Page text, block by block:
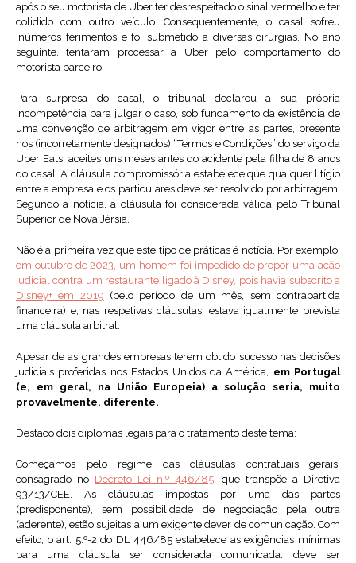
após o seu motorista de Uber ter desrespeitado o sinal vermelho e ter
colidido com outro veículo. Consequentemente, o casal sofreu
inúmeros ferimentos e foi submetido a diversas cirurgias. No ano
seguinte, tentaram processar a Uber pelo comportamento do
motorista parceiro.
Para surpresa do casal, o tribunal declarou a sua própria
incompetência para julgar o caso, sob fundamento da existência de
uma convenção de arbitragem em vigor entre as partes, presente
nos (incorretamente designados) “Termos e Condições” do serviço da
Uber Eats, aceites uns meses antes do acidente pela filha de 8 anos
do casal. A cláusula compromissória estabelece que qualquer litígio
entre a empresa e os particulares deve ser resolvido por arbitragem.
Segundo a notícia, a cláusula foi considerada válida pelo Tribunal
Superior de Nova Jérsia.
Não é a primeira vez que este tipo de práticas é notícia. Por exemplo,
em outubro de 2023, um homem foi impedido de propor uma ação
judicial contra um restaurante ligado à Disney, pois havia subscrito a
Disney+ em 2019 (pelo período de um mês, sem contrapartida
financeira) e, nas respetivas cláusulas, estava igualmente prevista
uma cláusula arbitral.
Apesar de as grandes empresas terem obtido sucesso nas decisões
judiciais proferidas nos Estados Unidos da América, em Portugal
(e, em geral, na União Europeia) a solução seria, muito
provavelmente, diferente.
Destaco dois diplomas legais para o tratamento deste tema:
Começamos pelo regime das cláusulas contratuais gerais,
consagrado no Decreto Lei n.º 446/85, que transpõe a Diretiva
93/13/CEE. As cláusulas impostas por uma das partes
(predisponente), sem possibilidade de negociação pela outra
(aderente), estão sujeitas a um exigente dever de comunicação. Com
efeito, o art. 5.º-2 do DL 446/85 estabelece as exigências mínimas
para uma cláusula ser considerada comunicada: deve ser